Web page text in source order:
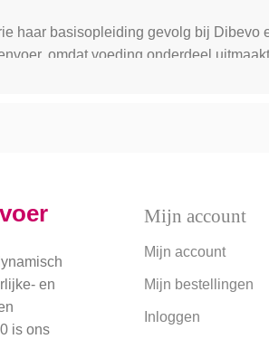
haar basisopleiding gevolg bij
omdat voeding onderdeel
en
is ons
Mijn account
Mijn account
Mijn bestellingen
Inloggen